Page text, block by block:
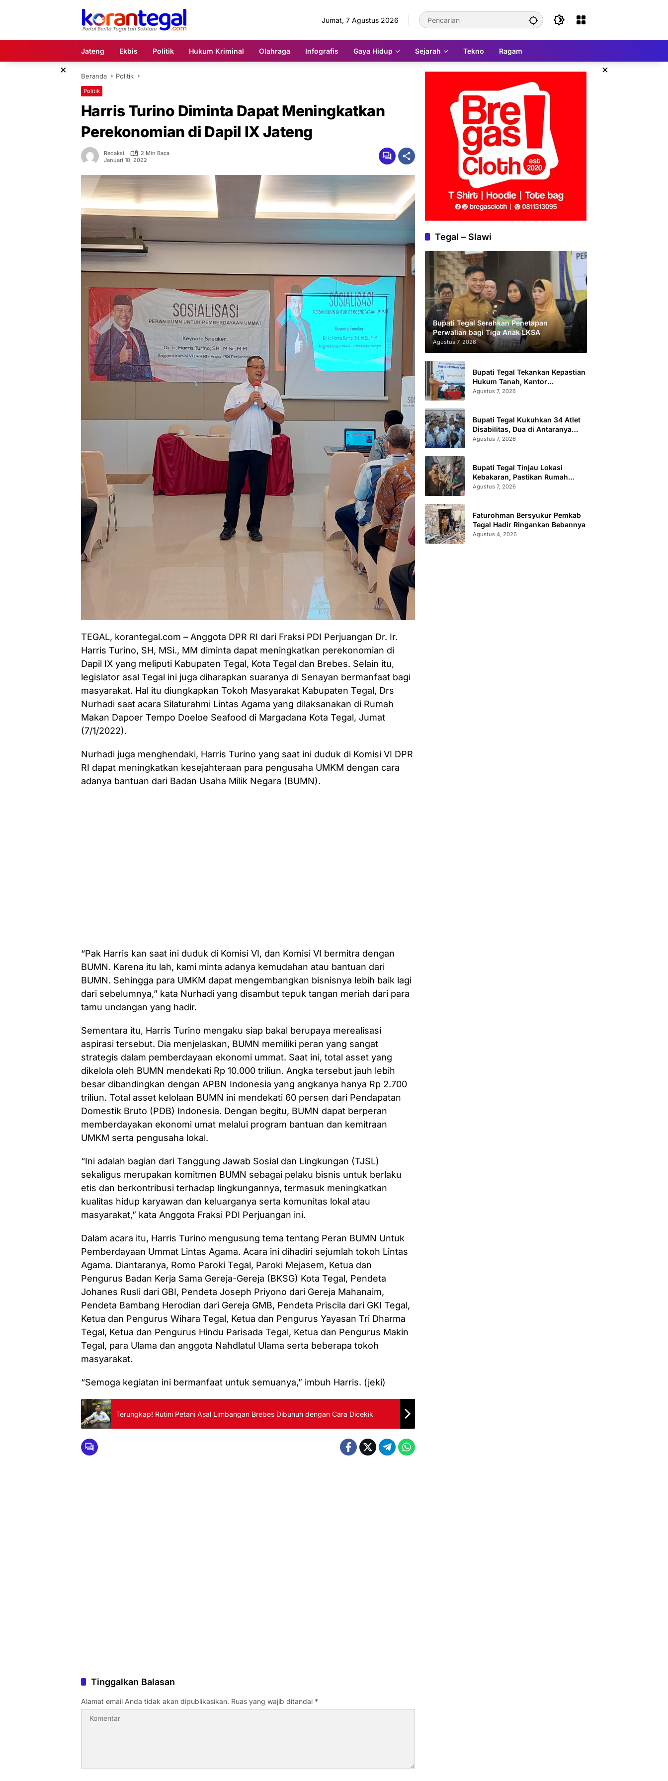
Jumat, 7 Agustus 2026
Jateng Ekbis Politik Hukum Kriminal Olahraga Infografis Gaya Hidup Sejarah Tekno Ragam
× ×
Beranda Politik
Politik
Harris Turino Diminta Dapat Meningkatkan
Perekonomian di Dapil IX Jateng
Redaksi
2 Min Baca
Januari 10, 2022
TEGAL, korantegal.com – Anggota DPR RI dari Fraksi PDI Perjuangan Dr. Ir.
Harris Turino, SH, MSi., MM diminta dapat meningkatkan perekonomian di
Dapil IX yang meliputi Kabupaten Tegal, Kota Tegal dan Brebes. Selain itu,
legislator asal Tegal ini juga diharapkan suaranya di Senayan bermanfaat bagi
masyarakat. Hal itu diungkapkan Tokoh Masyarakat Kabupaten Tegal, Drs
Nurhadi saat acara Silaturahmi Lintas Agama yang dilaksanakan di Rumah
Makan Dapoer Tempo Doeloe Seafood di Margadana Kota Tegal, Jumat
(7/1/2022).
Nurhadi juga menghendaki, Harris Turino yang saat ini duduk di Komisi VI DPR
RI dapat meningkatkan kesejahteraan para pengusaha UMKM dengan cara
adanya bantuan dari Badan Usaha Milik Negara (BUMN).
“Pak Harris kan saat ini duduk di Komisi VI, dan Komisi VI bermitra dengan
BUMN. Karena itu lah, kami minta adanya kemudahan atau bantuan dari
BUMN. Sehingga para UMKM dapat mengembangkan bisnisnya lebih baik lagi
dari sebelumnya,” kata Nurhadi yang disambut tepuk tangan meriah dari para
tamu undangan yang hadir.
Sementara itu, Harris Turino mengaku siap bakal berupaya merealisasi
aspirasi tersebut. Dia menjelaskan, BUMN memiliki peran yang sangat
strategis dalam pemberdayaan ekonomi ummat. Saat ini, total asset yang
dikelola oleh BUMN mendekati Rp 10.000 triliun. Angka tersebut jauh lebih
besar dibandingkan dengan APBN Indonesia yang angkanya hanya Rp 2.700
triliun. Total asset kelolaan BUMN ini mendekati 60 persen dari Pendapatan
Domestik Bruto (PDB) Indonesia. Dengan begitu, BUMN dapat berperan
memberdayakan ekonomi umat melalui program bantuan dan kemitraan
UMKM serta pengusaha lokal.
“Ini adalah bagian dari Tanggung Jawab Sosial dan Lingkungan (TJSL)
sekaligus merupakan komitmen BUMN sebagai pelaku bisnis untuk berlaku
etis dan berkontribusi terhadap lingkungannya, termasuk meningkatkan
kualitas hidup karyawan dan keluarganya serta komunitas lokal atau
masyarakat,” kata Anggota Fraksi PDI Perjuangan ini.
Dalam acara itu, Harris Turino mengusung tema tentang Peran BUMN Untuk
Pemberdayaan Ummat Lintas Agama. Acara ini dihadiri sejumlah tokoh Lintas
Agama. Diantaranya, Romo Paroki Tegal, Paroki Mejasem, Ketua dan
Pengurus Badan Kerja Sama Gereja-Gereja (BKSG) Kota Tegal, Pendeta
Johanes Rusli dari GBI, Pendeta Joseph Priyono dari Gereja Mahanaim,
Pendeta Bambang Herodian dari Gereja GMB, Pendeta Priscila dari GKI Tegal,
Ketua dan Pengurus Wihara Tegal, Ketua dan Pengurus Yayasan Tri Dharma
Tegal, Ketua dan Pengurus Hindu Parisada Tegal, Ketua dan Pengurus Makin
Tegal, para Ulama dan anggota Nahdlatul Ulama serta beberapa tokoh
masyarakat.
“Semoga kegiatan ini bermanfaat untuk semuanya,” imbuh Harris. (jeki)
Terungkap! Rutini Petani Asal Limbangan Brebes Dibunuh dengan Cara Dicekik
Tinggalkan Balasan
Alamat email Anda tidak akan dipublikasikan. Ruas yang wajib ditandai *
Tegal – Slawi
Bupati Tegal Serahkan Penetapan
Perwalian bagi Tiga Anak LKSA
Agustus 7, 2026
Bupati Tegal Tekankan Kepastian
Hukum Tanah, Kantor
Pertanahan Catat 296.869
Agustus 7, 2026
Bupati Tegal Kukuhkan 34 Atlet
Disabilitas, Dua di Antaranya
Berlaga di Level Dunia
Agustus 7, 2026
Bupati Tegal Tinjau Lokasi
Kebakaran, Pastikan Rumah
Korban Diperbaiki
Agustus 7, 2026
Faturohman Bersyukur Pemkab
Tegal Hadir Ringankan Bebannya
Agustus 4, 2026